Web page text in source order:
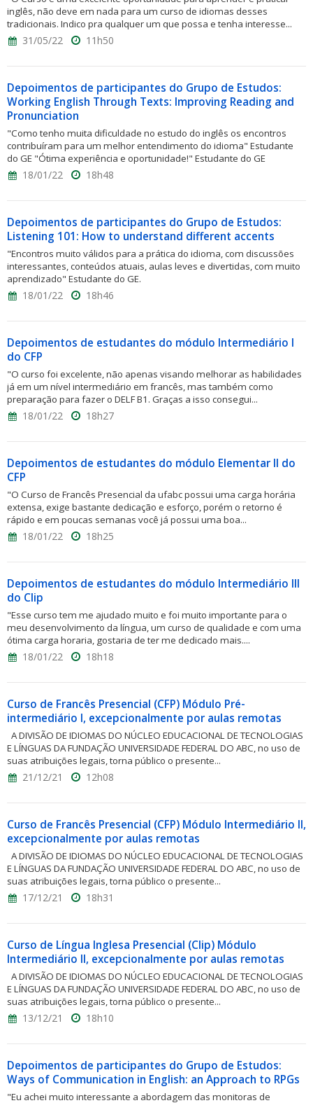
inglês, não deve em nada para um curso de idiomas desses
tradicionais. Indico pra qualquer um que possa e tenha interesse...
31/05/22 11h50
Depoimentos de participantes do Grupo de Estudos:
Working English Through Texts: Improving Reading and
Pronunciation
"Como tenho muita dificuldade no estudo do inglês os encontros
contribuíram para um melhor entendimento do idioma" Estudante
do GE "Ótima experiência e oportunidade!" Estudante do GE
18/01/22 18h48
Depoimentos de participantes do Grupo de Estudos:
Listening 101: How to understand different accents
"Encontros muito válidos para a prática do idioma, com discussões
interessantes, conteúdos atuais, aulas leves e divertidas, com muito
aprendizado" Estudante do GE.
18/01/22 18h46
Depoimentos de estudantes do módulo Intermediário I
do CFP
"O curso foi excelente, não apenas visando melhorar as habilidades
já em um nível intermediário em francês, mas também como
preparação para fazer o DELF B1. Graças a isso consegui...
18/01/22 18h27
Depoimentos de estudantes do módulo Elementar II do
CFP
"O Curso de Francês Presencial da ufabc possui uma carga horária
extensa, exige bastante dedicação e esforço, porém o retorno é
rápido e em poucas semanas você já possui uma boa...
18/01/22 18h25
Depoimentos de estudantes do módulo Intermediário III
do Clip
"Esse curso tem me ajudado muito e foi muito importante para o
meu desenvolvimento da língua, um curso de qualidade e com uma
ótima carga horaria, gostaria de ter me dedicado mais....
18/01/22 18h18
Curso de Francês Presencial (CFP) Módulo Pré-
intermediário I, excepcionalmente por aulas remotas
A DIVISÃO DE IDIOMAS DO NÚCLEO EDUCACIONAL DE TECNOLOGIAS
E LÍNGUAS DA FUNDAÇÃO UNIVERSIDADE FEDERAL DO ABC, no uso de
suas atribuições legais, torna público o presente...
21/12/21 12h08
Curso de Francês Presencial (CFP) Módulo Intermediário II,
excepcionalmente por aulas remotas
A DIVISÃO DE IDIOMAS DO NÚCLEO EDUCACIONAL DE TECNOLOGIAS
E LÍNGUAS DA FUNDAÇÃO UNIVERSIDADE FEDERAL DO ABC, no uso de
suas atribuições legais, torna público o presente...
17/12/21 18h31
Curso de Língua Inglesa Presencial (Clip) Módulo
Intermediário II, excepcionalmente por aulas remotas
A DIVISÃO DE IDIOMAS DO NÚCLEO EDUCACIONAL DE TECNOLOGIAS
E LÍNGUAS DA FUNDAÇÃO UNIVERSIDADE FEDERAL DO ABC, no uso de
suas atribuições legais, torna público o presente...
13/12/21 18h10
Depoimentos de participantes do Grupo de Estudos:
Ways of Communication in English: an Approach to RPGs
"Eu achei muito interessante a abordagem das monitoras de